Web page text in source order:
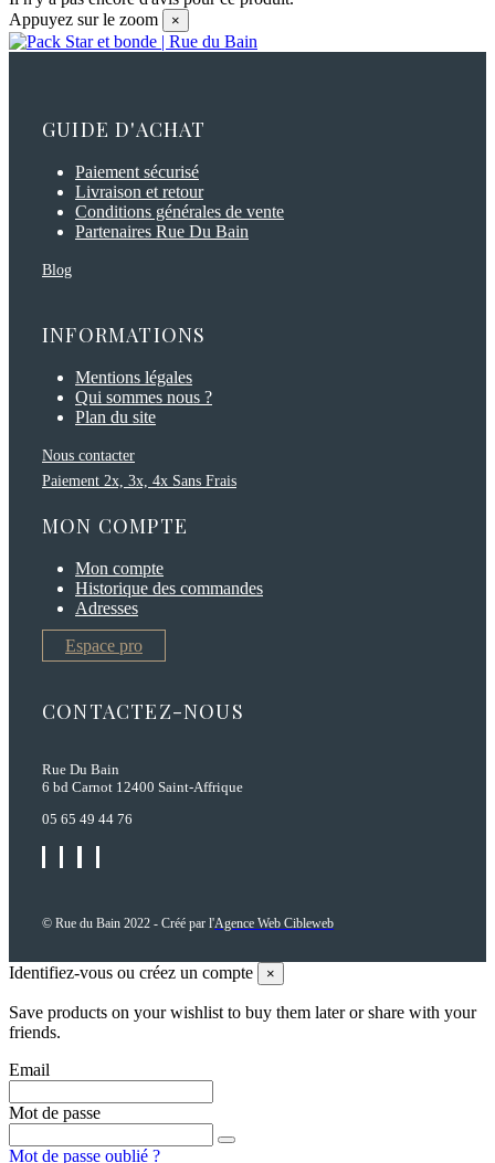
Appuyez sur le zoom
×
GUIDE D'ACHAT
Paiement sécurisé
Livraison et retour
Conditions générales de vente
Partenaires Rue Du Bain
Blog
INFORMATIONS
Mentions légales
Qui sommes nous ?
Plan du site
Nous contacter
Paiement 2x, 3x, 4x Sans Frais
MON COMPTE
Mon compte
Historique des commandes
Adresses
Espace pro
CONTACTEZ-NOUS
Rue Du Bain
6 bd Carnot 12400 Saint-Affrique
05 65 49 44 76
© Rue du Bain 2022 - Créé par l'Agence Web Cibleweb
Identifiez-vous ou créez un compte ×
Save products on your wishlist to buy them later or share with your
friends.
Email
Mot de passe
Mot de passe oublié ?